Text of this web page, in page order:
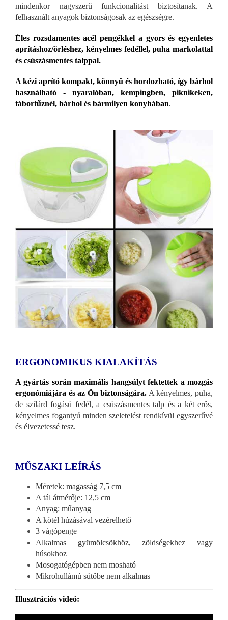
mindenkor nagyszerű funkcionalitást biztosítanak. A
felhasznált anyagok biztonságosak az egészségre.
Éles rozsdamentes acél pengékkel a gyors és egyenletes
aprításhoz/őrléshez, kényelmes fedéllel, puha markolattal
és csúszásmentes talppal.
A kézi aprító kompakt, könnyű és hordozható, így bárhol
használható - nyaralóban, kempingben, piknikeken,
tábortűznél, bárhol és bármilyen konyhában.
ERGONOMIKUS KIALAKÍTÁS
A gyártás során maximális hangsúlyt fektettek a mozgás
ergonómiájára és az Ön biztonságára. A kényelmes, puha,
de szilárd fogású fedél, a csúszásmentes talp és a két erős,
kényelmes fogantyú minden szeletelést rendkívül egyszerűvé
és élvezetessé tesz.
MŰSZAKI LEÍRÁS
Méretek: magasság 7,5 cm
A tál átmérője: 12,5 cm
Anyag: műanyag
A kötél húzásával vezérelhető
3 vágópenge
Alkalmas gyümölcsökhöz, zöldségekhez vagy
húsokhoz
Mosogatógépben nem mosható
Mikrohullámú sütőbe nem alkalmas
Illusztrációs videó: